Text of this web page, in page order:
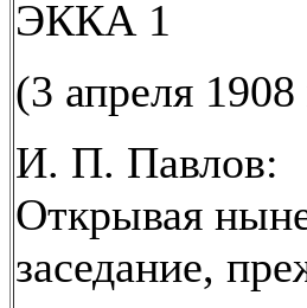
ЭККА 1
(3 апреля 1908
И. П. Павлов:
Открывая
заседание,